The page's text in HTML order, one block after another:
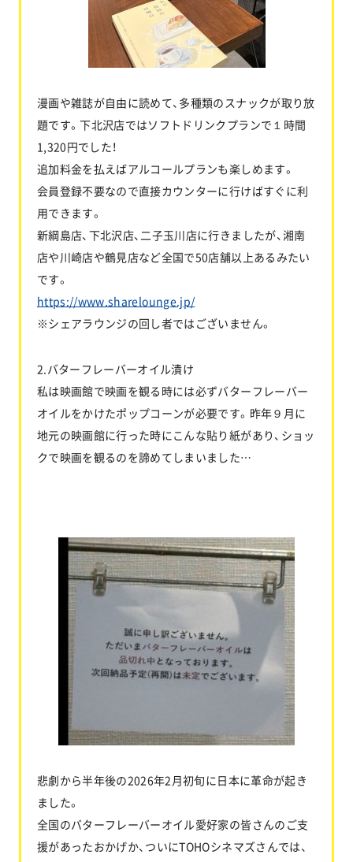
漫画や雑誌が自由に読めて、多種類のスナックが取り放
題です。下北沢店ではソフトドリンクプランで１時間
1,320円でした！
追加料金を払えばアルコールプランも楽しめます。
会員登録不要なので直接カウンターに行けばすぐに利
用できます。
新綱島店、下北沢店、二子玉川店に行きましたが、湘南
店や川崎店や鶴見店など全国で50店舗以上あるみたい
です。
https://www.sharelounge.jp/
※シェアラウンジの回し者ではございません。
2.バターフレーバーオイル漬け
私は映画館で映画を観る時には必ずバターフレーバー
オイルをかけたポップコーンが必要です。昨年９月に
地元の映画館に行った時にこんな貼り紙があり、ショッ
クで映画を観るのを諦めてしまいました…
悲劇から半年後の2026年2月初旬に日本に革命が起き
ました。
全国のバターフレーバーオイル愛好家の皆さんのご支
援があったおかげか、ついにTOHOシネマズさんでは、